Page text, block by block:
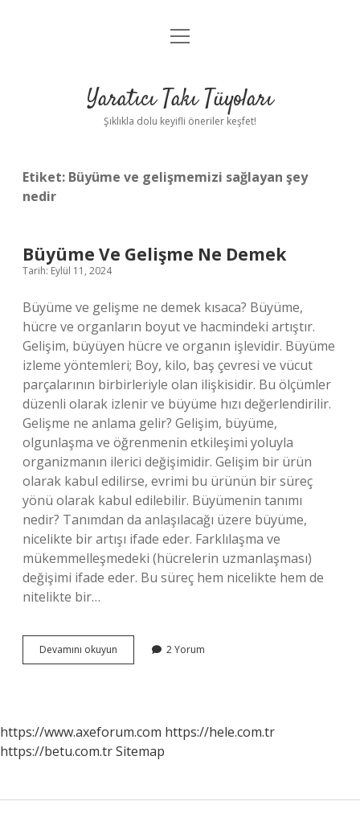
Anasayfa
Yasal Uyarı
menüyü
Yaratıcı Takı Tüyoları
Şıklıkla dolu keyifli öneriler keşfet!
Etiket: Büyüme ve gelişmemizi sağlayan şey
nedir
Büyüme Ve Gelişme Ne Demek
Tarih: Eylül 11, 2024
Büyüme ve gelişme ne demek kısaca? Büyüme,
hücre ve organların boyut ve hacmindeki artıştır.
Gelişim, büyüyen hücre ve organın işlevidir. Büyüme
izleme yöntemleri; Boy, kilo, baş çevresi ve vücut
parçalarının birbirleriyle olan ilişkisidir. Bu ölçümler
düzenli olarak izlenir ve büyüme hızı değerlendirilir.
Gelişme ne anlama gelir? Gelişim, büyüme,
olgunlaşma ve öğrenmenin etkileşimi yoluyla
organizmanın ilerici değişimidir. Gelişim bir ürün
olarak kabul edilirse, evrimi bu ürünün bir süreç
yönü olarak kabul edilebilir. Büyümenin tanımı
nedir? Tanımdan da anlaşılacağı üzere büyüme,
nicelikte bir artışı ifade eder. Farklılaşma ve
mükemmelleşmedeki (hücrelerin uzmanlaşması)
değişimi ifade eder. Bu süreç hem nicelikte hem de
nitelikte bir…
Devamını okuyun Büyüme
Ve
2 Yorum
https://www.axeforum.com https://hele.com.tr
https://betu.com.trSitemap